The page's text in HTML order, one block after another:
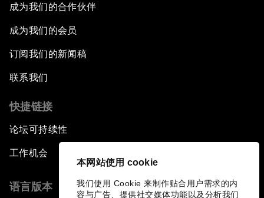
本网站使用 cookie
我们使用 Cookie 来制作贴合用户需求的内
容与广告、提供社交媒体功能以及分析我们
成为我们的合作伙伴
成为我们的会员
订阅我们的新闻稿
联系我们
快捷链接
论坛可持续性
工作机会
语言版本